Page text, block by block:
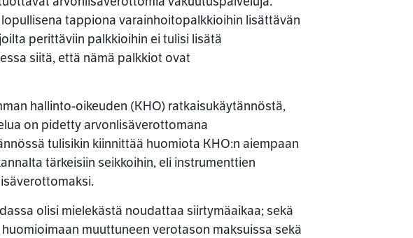
tappiona varainhoitopalkkioihin lisättävän
perittäviin palkkioihin ei tulisi lisätä
siitä, että nämä palkkiot ovat
hallinto-oikeuden (KHO) ratkaisukäytännöstä,
on pidetty arvonlisäverottomana
tulisikin kiinnittää huomiota KHO:n aiempaan
tärkeisiin seikkoihin, eli instrumenttien
olisi mielekästä noudattaa siirtymäaikaa; sekä
muuttuneen verotason maksuissa sekä